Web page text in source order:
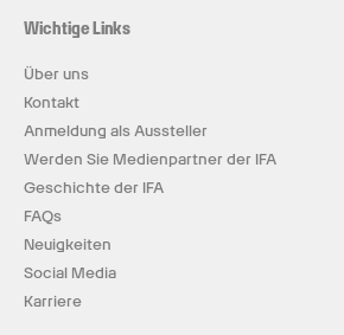
Wichtige Links
Über uns
Kontakt
Anmeldung als Aussteller
Werden Sie Medienpartner der IFA
Geschichte der IFA
FAQs
Neuigkeiten
Social Media
Karriere